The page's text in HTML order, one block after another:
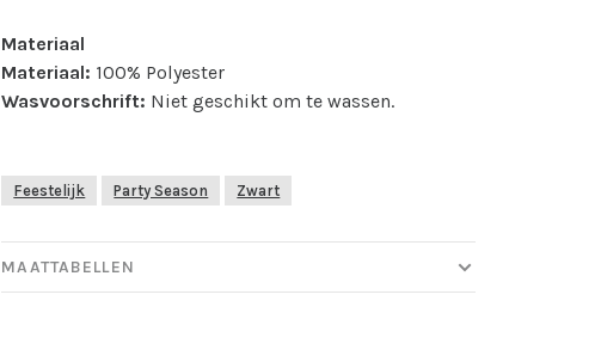
Materiaal
Materiaal: 100% Polyester
Wasvoorschrift: Niet geschikt om te wassen.
Feestelijk Party Season Zwart
MAATTABELLEN